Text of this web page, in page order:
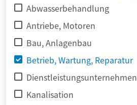
Abwasserbehandlung
Antriebe, Motoren
Bau, Anlagenbau
Betrieb, Wartung, Reparatur
Dienstleistungsunternehmen
Kanalisation